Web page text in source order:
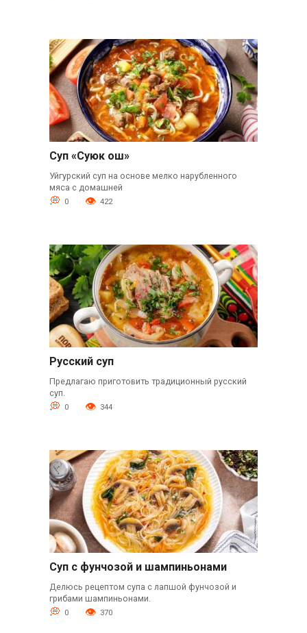
Суп «Суюк ош»
Уйгурский суп на основе мелко нарубленного
мяса с домашней
0 422
Русский суп
Предлагаю приготовить традиционный русский
суп.
0 344
Суп с фунчозой и шампиньонами
Делюсь рецептом супа с лапшой фунчозой и
грибами шампиньонами.
0 370